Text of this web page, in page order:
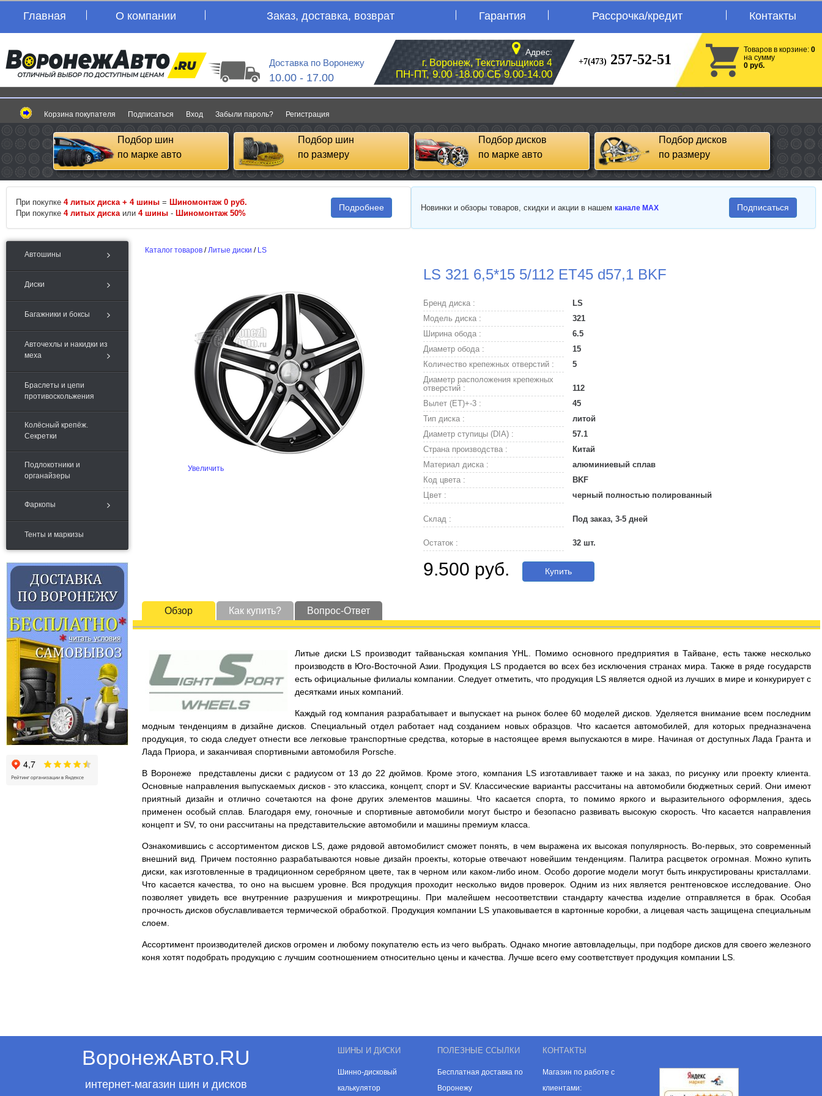
Главная О компании Заказ, доставка, возврат Гарантия Рассрочка/кредит Контакты
Доставка по Воронежу
10.00 - 17.00
Адрес:
г. Воронеж, Текстильщиков 4
ПН-ПТ, 9.00 -18.00 СБ 9.00-14.00
+7(473) 257-52-51
Товаров в корзине: 0
на сумму
0 руб.
Корзина покупателя Подписаться Вход Забыли пароль? Регистрация
Подбор шин
по марке авто
Подбор шин
по размеру
Подбор дисков
по марке авто
Подбор дисков
по размеру
При покупке 4 литых диска + 4 шины = Шиномонтаж 0 руб.
При покупке 4 литых диска или 4 шины - Шиномонтаж 50%
Подробнее Новинки и обзоры товаров, скидки и акции в нашем канале MAX Подписаться
Автошины
Диски
Багажники и боксы
Авточехлы и накидки из
меха
Браслеты и цепи
противоскольжения
Колёсный крепёж.
Секретки
Подлокотники и
органайзеры
Фаркопы
Тенты и маркизы
Каталог товаров /Литые диски / LS
LS 321 6,5*15 5/112 ET45 d57,1 BKF
Увеличить
Бренд диска :
LS
Модель диска :
321
Ширина обода :
6.5
Диаметр обода :
15
Количество крепежных отверстий :
5
Диаметр расположения крепежных
отверстий :
112
Вылет (ET)+-3 :
45
Тип диска :
литой
Диаметр ступицы (DIA) :
57.1
Страна производства :
Китай
Материал диска :
алюминиевый сплав
Код цвета :
BKF
Цвет :
черный полностью полированный
Склад : Под заказ, 3-5 дней
Остаток : 32 шт.
9.500 руб. Купить
Обзор Как купить? Вопрос-Ответ
Литые диски LS производит тайваньская компания YHL. Помимо основного предприятия в Тайване, есть также несколько
производств в Юго-Восточной Азии. Продукция LS продается во всех без исключения странах мира. Также в ряде государств
есть официальные филиалы компании. Следует отметить, что продукция LS является одной из лучших в мире и конкурирует с
десятками иных компаний.
Каждый год компания разрабатывает и выпускает на рынок более 60 моделей дисков. Уделяется внимание всем последним
модным тенденциям в дизайне дисков. Специальный отдел работает над созданием новых образцов. Что касается автомобилей, для которых предназначена
продукция, то сюда следует отнести все легковые транспортные средства, которые в настоящее время выпускаются в мире. Начиная от доступных Лада Гранта и
Лада Приора, и заканчивая спортивными автомобиля Porsche.
В Воронеже представлены диски с радиусом от 13 до 22 дюймов. Кроме этого, компания LS изготавливает также и на заказ, по рисунку или проекту клиента.
Основные направления выпускаемых дисков - это классика, концепт, спорт и SV. Классические варианты рассчитаны на автомобили бюджетных серий. Они имеют
приятный дизайн и отлично сочетаются на фоне других элементов машины. Что касается спорта, то помимо яркого и выразительного оформления, здесь
применен особый сплав. Благодаря ему, гоночные и спортивные автомобили могут быстро и безопасно развивать высокую скорость. Что касается направления
концепт и SV, то они рассчитаны на представительские автомобили и машины премиум класса.
Ознакомившись с ассортиментом дисков LS, даже рядовой автомобилист сможет понять, в чем выражена их высокая популярность. Во-первых, это современный
внешний вид. Причем постоянно разрабатываются новые дизайн проекты, которые отвечают новейшим тенденциям. Палитра расцветок огромная. Можно купить
диски, как изготовленные в традиционном серебряном цвете, так в черном или каком-либо ином. Особо дорогие модели могут быть инкрустированы кристаллами.
Что касается качества, то оно на высшем уровне. Вся продукция проходит несколько видов проверок. Одним из них является рентгеновское исследование. Оно
позволяет увидеть все внутренние разрушения и микротрещины. При малейшем несоответствии стандарту качества изделие отправляется в брак. Особая
прочность дисков обуславливается термической обработкой. Продукция компании LS упаковывается в картонные коробки, а лицевая часть защищена специальным
слоем.
Ассортимент производителей дисков огромен и любому покупателю есть из чего выбрать. Однако многие автовладельцы, при подборе дисков для своего железного
коня хотят подобрать продукцию с лучшим соотношением относительно цены и качества. Лучше всего ему соответствует продукция компании LS.
ВоронежАвто.RU
интернет-магазин шин и дисков
ШИНЫ И ДИСКИ
Шинно-дисковый
калькулятор
ПОЛЕЗНЫЕ ССЫЛКИ
Бесплатная доставка по
Воронежу
КОНТАКТЫ
Магазин по работе с
клиентами: